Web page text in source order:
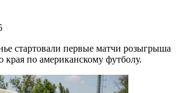
стартовали первые матчи розыгрыша
края по американскому футболу.